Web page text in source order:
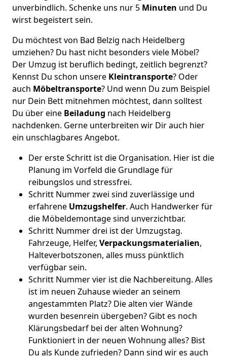
unverbindlich. Schenke uns nur 5 Minuten und Du
wirst begeistert sein.
Du möchtest von Bad Belzig nach Heidelberg
umziehen? Du hast nicht besonders viele Möbel?
Der Umzug ist beruflich bedingt, zeitlich begrenzt?
Kennst Du schon unsere Kleintransporte? Oder
auch Möbeltransporte? Und wenn Du zum Beispiel
nur Dein Bett mitnehmen möchtest, dann solltest
Du über eine Beiladung nach Heidelberg
nachdenken. Gerne unterbreiten wir Dir auch hier
ein unschlagbares Angebot.
Der erste Schritt ist die Organisation. Hier ist die
Planung im Vorfeld die Grundlage für
reibungslos und stressfrei.
Schritt Nummer zwei sind zuverlässige und
erfahrene Umzugshelfer. Auch Handwerker für
die Möbeldemontage sind unverzichtbar.
Schritt Nummer drei ist der Umzugstag.
Fahrzeuge, Helfer, Verpackungsmaterialien,
Halteverbotszonen, alles muss pünktlich
verfügbar sein.
Schritt Nummer vier ist die Nachbereitung. Alles
ist im neuen Zuhause wieder an seinem
angestammten Platz? Die alten vier Wände
wurden besenrein übergeben? Gibt es noch
Klärungsbedarf bei der alten Wohnung?
Funktioniert in der neuen Wohnung alles? Bist
Du als Kunde zufrieden? Dann sind wir es auch